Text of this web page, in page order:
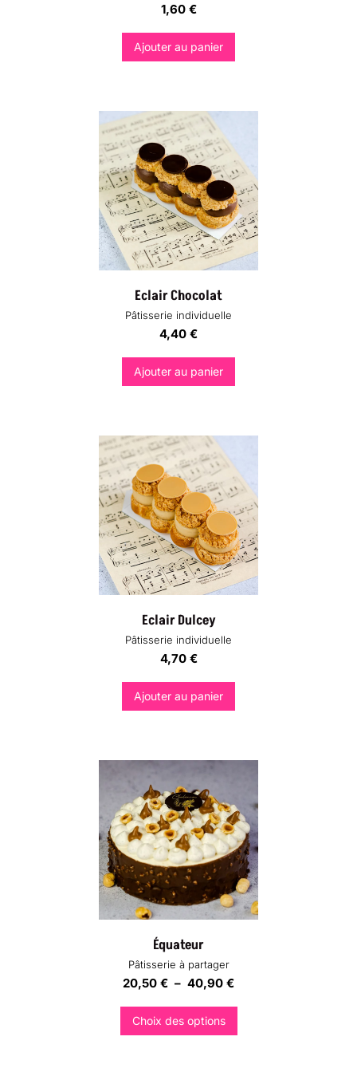
1,60 €
Ajouter au panier
Eclair Chocolat
Pâtisserie individuelle
4,40 €
Ajouter au panier
Eclair Dulcey
Pâtisserie individuelle
4,70 €
Ajouter au panier
Équateur
Pâtisserie à partager
20,50 € – 40,90 €Plage
Choix des options